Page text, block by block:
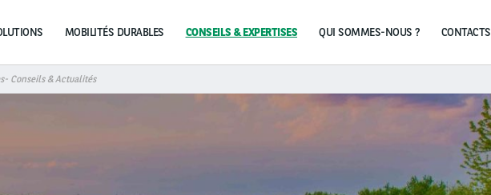
MOBILITÉS DURABLES CONSEILS & EXPERTISES QUI SOMMES-NOUS ?‏‎ CONTACTS
Conseils & Actualités